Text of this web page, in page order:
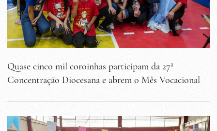
Quase cinco mil coroinhas participam da 27ª
Concentração Diocesana e abrem o Mês Vocacional